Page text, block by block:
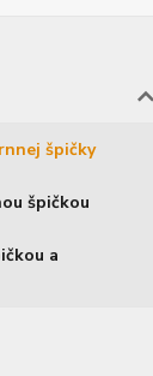
špičky
špičkou
a